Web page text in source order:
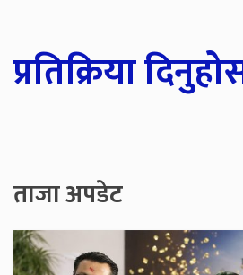
प्रतिक्रिया
ताजा अपडेट